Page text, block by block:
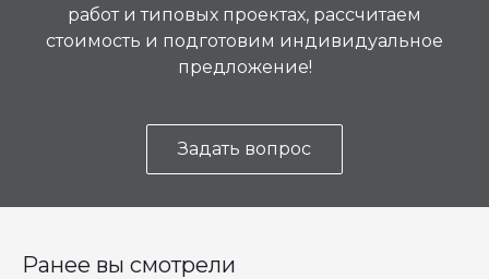
работ и типовых проектах, рассчитаем
стоимость и подготовим индивидуальное
предложение!
Задать вопрос
Ранее вы смотрели